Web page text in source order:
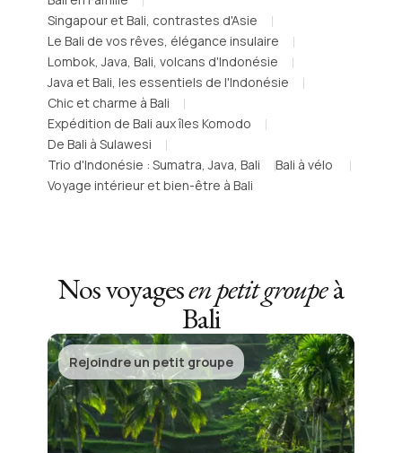
Singapour et Bali, contrastes d'Asie
Le Bali de vos rêves, élégance insulaire
Lombok, Java, Bali, volcans d'Indonésie
Java et Bali, les essentiels de l'Indonésie
Chic et charme à Bali
Expédition de Bali aux îles Komodo
De Bali à Sulawesi
Trio d'Indonésie : Sumatra, Java, Bali
Bali à vélo
Voyage intérieur et bien-être à Bali
Nos voyagesen petit groupeà
Bali
Rejoindre un petit groupe